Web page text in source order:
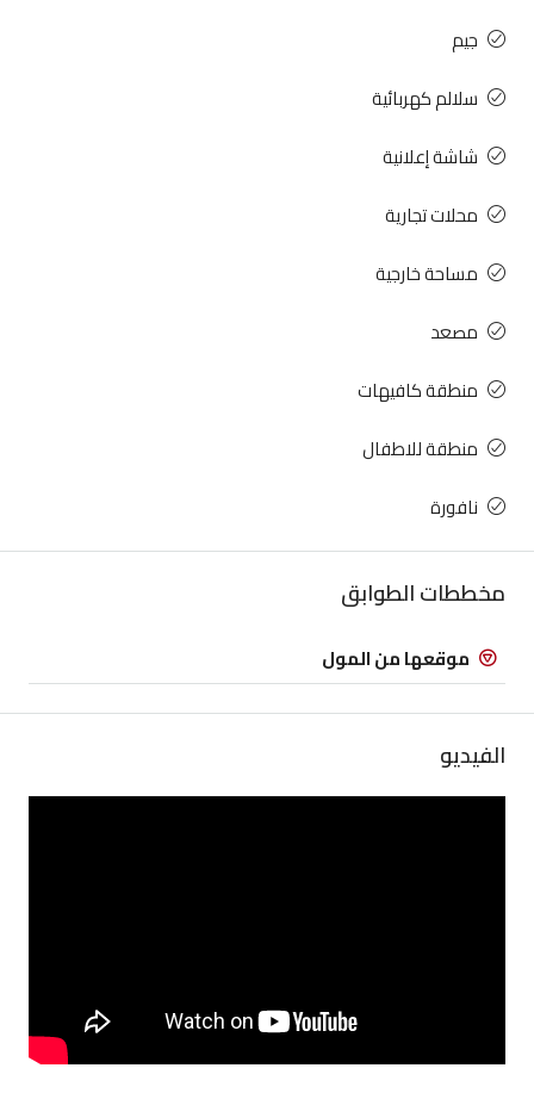
جيم
سلالم كهربائية
شاشة إعلانية
محلات تجارية
مساحة خارجية
مصعد
منطقة كافيهات
منطقة للاطفال
نافورة
مخططات الطوابق
موقعها من المول
الفيديو